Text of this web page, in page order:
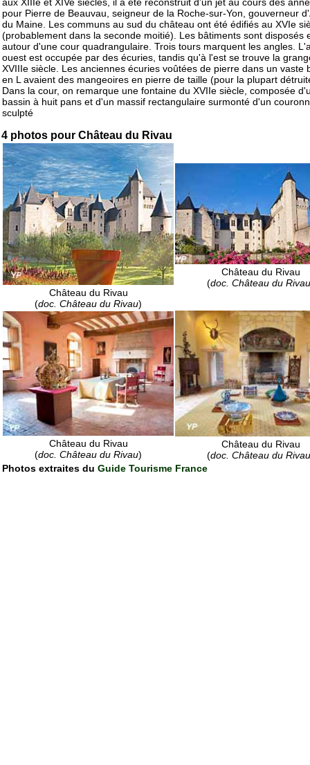
aux XIIIe et XIVe siècles, il a été reconstruit d'un jet au cours des
pour Pierre de Beauvau, seigneur de la Roche-sur-Yon, gouverneur
du Maine. Les communs au sud du château ont été édifiés au XVIe
(probablement dans la seconde moitié). Les bâtiments sont disposés
autour d'une cour quadrangulaire. Trois tours marquent les angles.
ouest est occupée par des écuries, tandis qu'à l'est se trouve la
XVIIIe siècle. Les anciennes écuries voûtées de pierre dans un vaste
en L avaient des mangeoires en pierre de taille (pour la plupart
Dans la cour, on remarque une fontaine du XVIIe siècle, composée
bassin à huit pans et d'un massif rectangulaire surmonté d'un
sculpté
4 photos pour Château du Rivau
Château du Rivau
(doc. Château du Rivau)
Château du Rivau
(doc. Château du Rivau
Château du Rivau
(doc. Château du Rivau)
Château du Rivau
(doc. Château du Rivau
Photos extraites du Guide Tourisme France